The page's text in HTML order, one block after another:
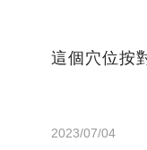
這個穴位按
2023/07/04